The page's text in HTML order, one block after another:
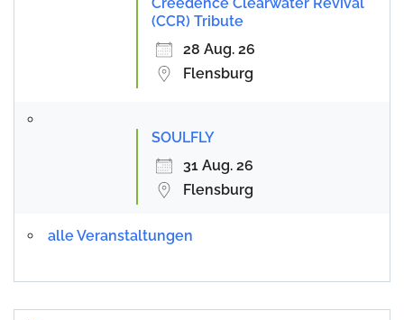
(CCR) Tribute
28 Aug. 26
Flensburg
SOULFLY
31 Aug. 26
Flensburg
alle Veranstaltungen